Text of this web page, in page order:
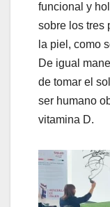
funcional y
sobre los tres
la piel, como
De igual
de tomar el
ser humano
vitamina D.